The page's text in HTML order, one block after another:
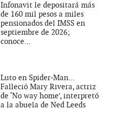
Infonavit le depositará más
de 160 mil pesos a miles
pensionados del IMSS en
septiembre de 2026;
conoce...
Luto en Spider-Man...
Falleció Mary Rivera, actriz
de ‘No way home’, interpretó
a la abuela de Ned Leeds